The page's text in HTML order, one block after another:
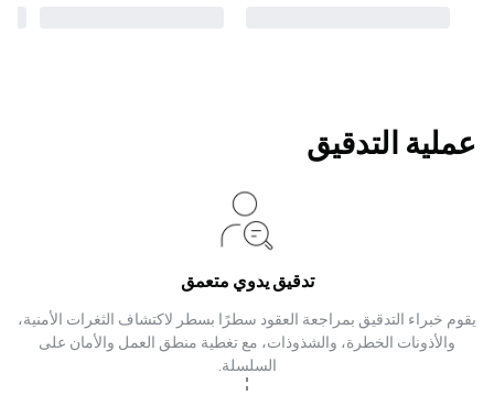
عملية التدقيق
تدقيق يدوي متعمق
يقوم خبراء التدقيق بمراجعة العقود سطرًا بسطر لاكتشاف الثغرات الأمنية،
والأذونات الخطرة، والشذوذات، مع تغطية منطق العمل والأمان على
السلسلة.